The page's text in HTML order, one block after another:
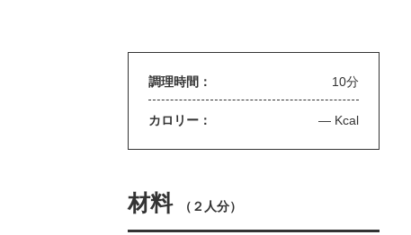
調理時間： 10分
カロリー： — Kcal
材料 （ ２人分）